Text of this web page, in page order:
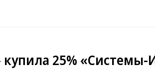
25% «Системы-